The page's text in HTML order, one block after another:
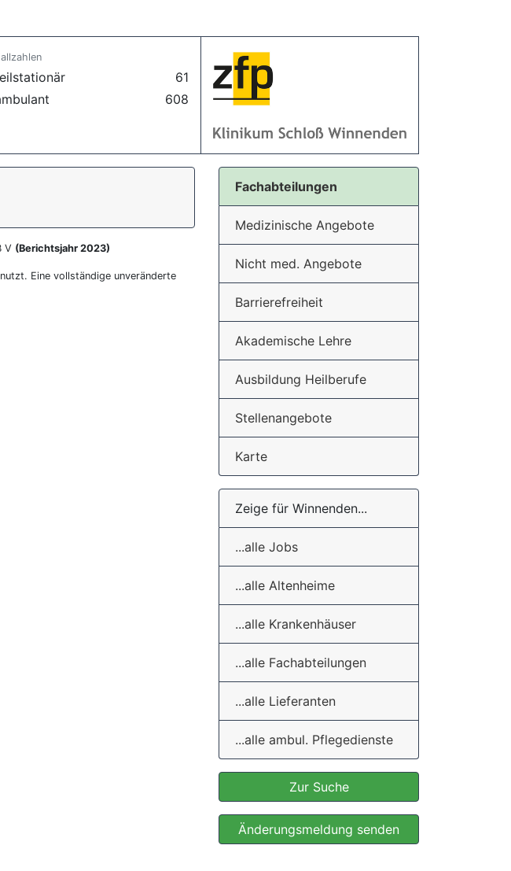
61
608
V (Berichtsjahr 2023)
Eine vollständige unveränderte
Fachabteilungen
Medizinische Angebote
Nicht med. Angebote
Barrierefreiheit
Akademische Lehre
Ausbildung Heilberufe
Stellenangebote
Karte
Zeige für Winnenden...
...alle Jobs
...alle Altenheime
...alle Krankenhäuser
...alle Fachabteilungen
...alle Lieferanten
...alle ambul. Pflegedienste
Zur Suche
Änderungsmeldung senden